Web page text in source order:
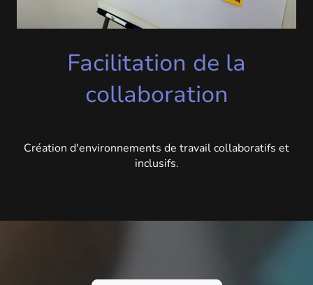
Facilitation de la
collaboration
Création d'environnements de travail collaboratifs et
inclusifs.